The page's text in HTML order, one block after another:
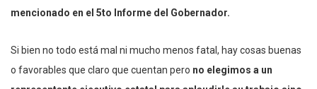
mencionado en el 5to Informe del Gobernador.
Si bien no todo está mal ni mucho menos fatal, hay cosas buenas
o favorables que claro que cuentan pero no elegimos a un